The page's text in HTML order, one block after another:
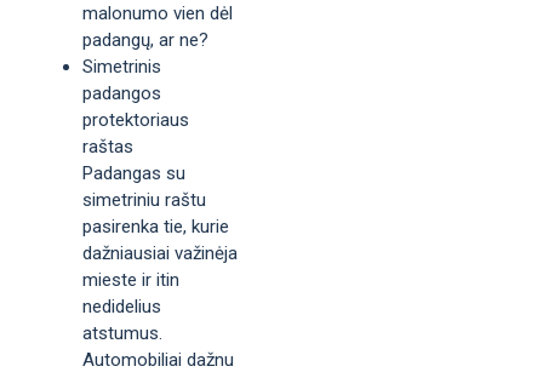
malonumo vien dėl
padangų, ar ne?
Simetrinis
padangos
protektoriaus
raštas
Padangas su
simetriniu raštu
pasirenka tie, kurie
dažniausiai važinėja
mieste ir itin
nedidelius
atstumus.
Automobiliai dažnu